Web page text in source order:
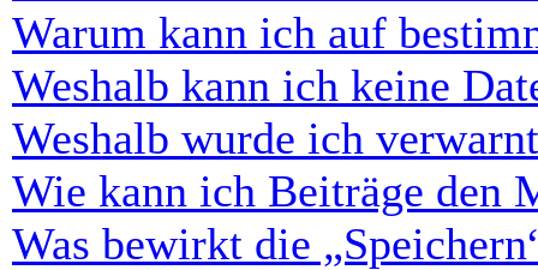
Warum kann ich auf
Weshalb kann ich keine
Weshalb wurde ich
Wie kann ich Beiträge den
Was bewirkt die